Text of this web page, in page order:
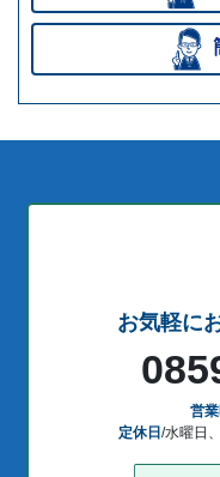
お気軽に
営
定休日 /水曜日